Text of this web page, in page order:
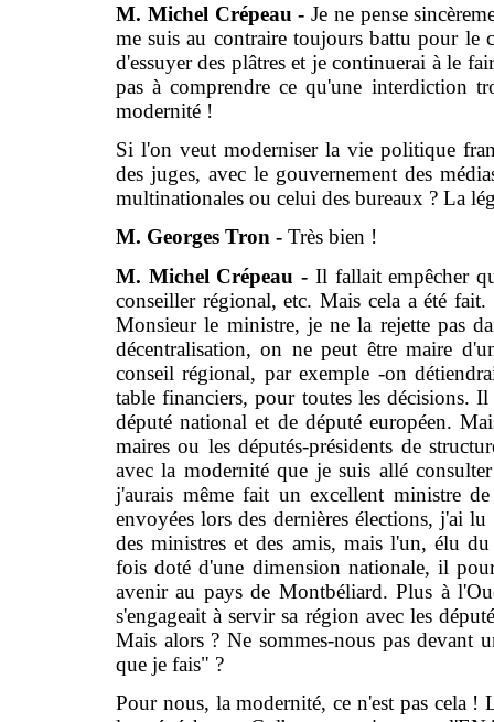
M. Michel Crépeau -Je ne pense
me suis au contraire toujours battu pour le
d'essuyer des plâtres et je continuerai à le
pas à comprendre ce qu'une interdiction
modernité !
Si l'on veut moderniser la vie politique
des juges, avec le gouvernement des
multinationales ou celui des bureaux ? La
M. Georges Tron - Très bien !
M. Michel Crépeau - Il fallait empêcher
conseiller régional, etc. Mais cela a été
Monsieur le ministre, je ne la rejette pas
décentralisation, on ne peut être maire
conseil régional, par exemple -on
table financiers, pour toutes les décisions.
député national et de député européen.
maires ou les députés-présidents de
avec la modernité que je suis allé
j'aurais même fait un excellent ministre
envoyées lors des dernières élections, j'ai
des ministres et des amis, mais l'un, élu
fois doté d'une dimension nationale, il
avenir au pays de Montbéliard. Plus à
s'engageait à servir sa région avec les
Mais alors ? Ne sommes-nous pas devant
que je fais" ?
Pour nous, la modernité, ce n'est pas cela